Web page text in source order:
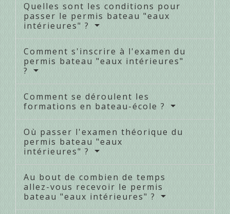
Quelles sont les conditions pour
passer le permis bateau "eaux
intérieures" ?
Comment s'inscrire à l'examen du
permis bateau "eaux intérieures"
?
Comment se déroulent les
formations en bateau-école ?
Où passer l'examen théorique du
permis bateau "eaux
intérieures" ?
Au bout de combien de temps
allez-vous recevoir le permis
bateau "eaux intérieures" ?